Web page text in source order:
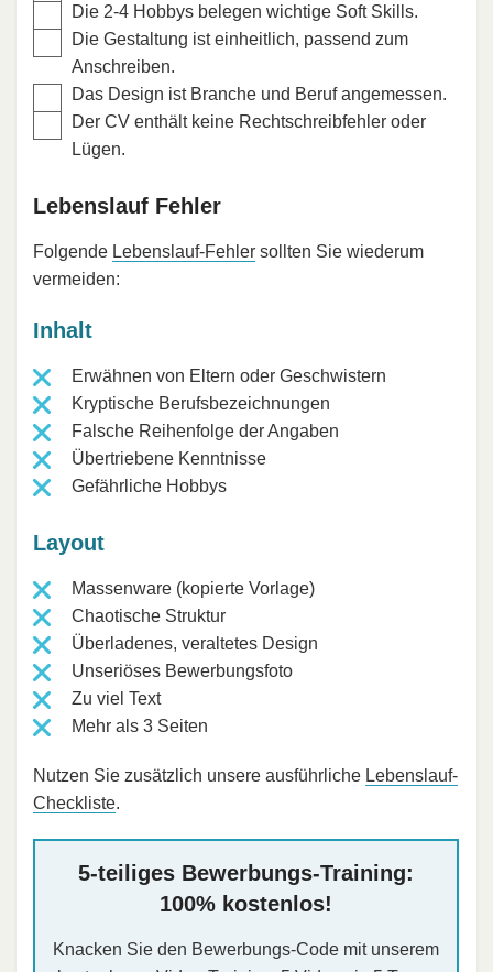
Die 2-4 Hobbys belegen wichtige Soft Skills.
Die Gestaltung ist einheitlich, passend zum
Anschreiben.
Das Design ist Branche und Beruf angemessen.
Der CV enthält keine Rechtschreibfehler oder
Lügen.
Lebenslauf Fehler
Folgende Lebenslauf-Fehler sollten Sie wiederum
vermeiden:
Inhalt
Erwähnen von Eltern oder Geschwistern
Kryptische Berufsbezeichnungen
Falsche Reihenfolge der Angaben
Übertriebene Kenntnisse
Gefährliche Hobbys
Layout
Massenware (kopierte Vorlage)
Chaotische Struktur
Überladenes, veraltetes Design
Unseriöses Bewerbungsfoto
Zu viel Text
Mehr als 3 Seiten
Nutzen Sie zusätzlich unsere ausführliche Lebenslauf-
Checkliste.
5-teiliges Bewerbungs-Training:
100% kostenlos!
Knacken Sie den Bewerbungs-Code mit unserem